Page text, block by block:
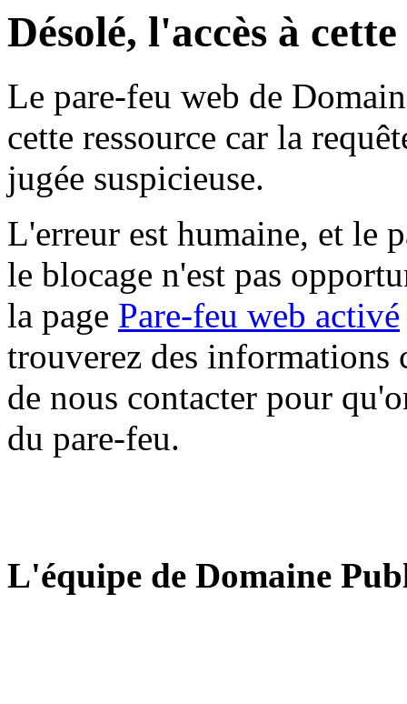
Désolé, l'accès à
Le pare-feu web de
cette ressource car la
jugée suspicieuse.
L'erreur est humaine, et le
le blocage n'est pas
la page Pare-feu web activé
trouverez des informations
de nous contacter pour
du pare-feu.
L'équipe de Domaine